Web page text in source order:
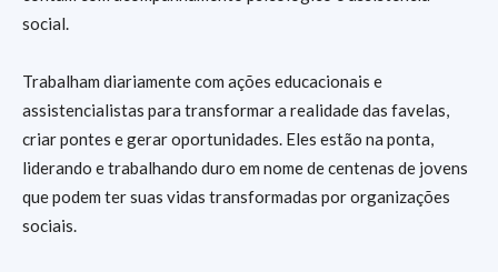
social.
Trabalham diariamente com ações educacionais e
assistencialistas para transformar a realidade das favelas,
criar pontes e gerar oportunidades. Eles estão na ponta,
liderando e trabalhando duro em nome de centenas de jovens
que podem ter suas vidas transformadas por organizações
sociais.